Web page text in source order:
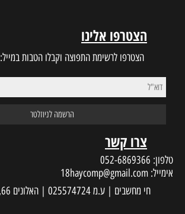
הצטרפו אלינו
הצטרפו לרשימת התפוצה וקבלו הטבות במייל:
צרו קשר
טלפון: 052-6869366
אימייל: 18haycomp@gmail.com
חי מחשבים | ע.מ 025574724 | האלונים 66, יוקנעם עילית